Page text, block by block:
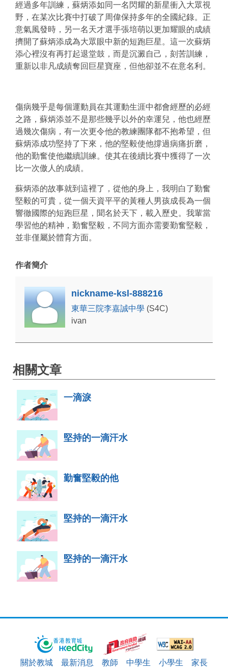
經過多年訓練，蘇炳添如同一名閃耀的新星衝入大眾視
野，在某次比賽中打破了周偉保持多年的全國紀錄。正
意氣風發時，另一名天才選手張培萌以更加耀眼的成績
擠開了蘇炳添成為大眾眼中新的短跑巨星。這一次蘇炳
添心裡沒有再打起退堂鼓，而是沉澱自己，刻苦訓練，
重新以非凡成績奪回巨星寶座，但他卻並不在意名利。
傷病幾乎是每個運動員在其運動生涯中都會經歷的必經
之路，蘇炳添並不是那些幾乎以外的幸運兒，他也經歷
過幾次傷病，有一次更令他的教練團隊都不抱希望，但
蘇炳添成功堅持了下來，他的堅毅使他撐過病痛折磨，
他的勤奮使他繼續訓練。使其在後續比賽中獲得了一次
比一次傲人的成績。
蘇炳添的故事就到這裡了，從他的身上，我明白了勤奮
堅毅的可貴，從一個天資平平的黃種人男孩成長為一個
響徹國際的短跑巨星，聞名於天下，載入歷史。我輩當
學習他的精神，勤奮堅毅，不同方面亦需要勤奮堅毅，
並非僅屬於體育方面。
作者簡介
nickname-ksl-888216
東華三院李嘉誠中學 (S4C)
ivan
相關文章
一滴淚
堅持的一滴汗水
勤奮堅毅的他
堅持的一滴汗水
堅持的一滴汗水
關於教城 最新消息 教師 中學生 小學生 家長